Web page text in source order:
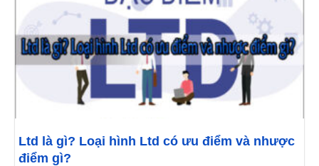
Ltd là gì? Loại hình Ltd có ưu điểm và nhược
điểm gì?